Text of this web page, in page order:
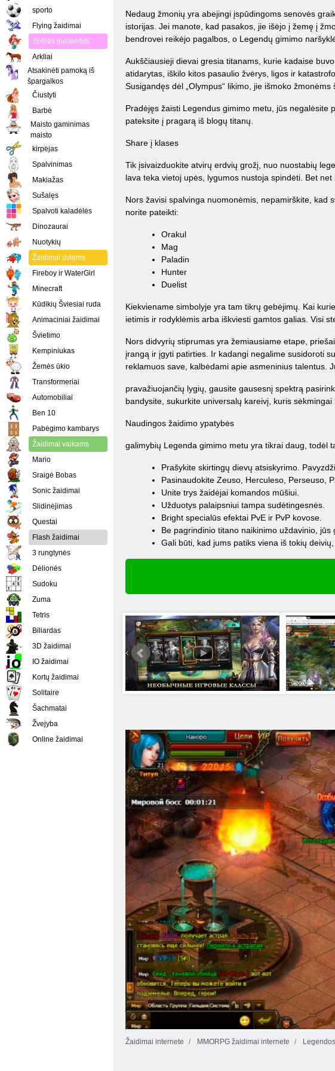
Nedaug žmonių yra abejingi įspūdingoms senovės
istorijas. Jei manote, kad pasakos, jie išėjo į žemę į
bendrovei reikėjo pagalbos, o Legendų gimimo
Aukščiausieji dievai gresia titanams, kurie kadaise
atidarytas, iškilo kitos pasaulio žvėrys, ligos ir
Susigandęs dėl „Olympus“ likimo, jie išmoko
Pradėjęs žaisti Legendus gimimo metu, jūs negalėsite
pateksite į pragarą iš blogų titanų.
Share į klases
Tik įsivaizduokite atvirų erdvių grožį, nuo nuostabių
lava teka vietoj upės, lygumos nustoja spindėti. Bet
Nors žavisi spalvinga nuomonėmis, nepamirškite, kad
norite pateikti:
Orakul
Mag
Paladin
Hunter
Duelist
Kiekviename simbolyje yra tam tikrų gebėjimų. Kai
ietimis ir rodyklėmis arba iškviesti gamtos galias. Visi
Nors didvyrių stiprumas yra žemiausiame etape,
įrangą ir įgyti patirties. Ir kadangi negalime susidoroti
reklamuos save, kalbėdami apie asmeninius talentus.
pravažiuojančių lygių, gausite gausesnį spektrą
bandysite, sukurkite universalų kareivį, kuris sėkmingai
Naudingos žaidimo ypatybės
galimybių Legenda gimimo metu yra tikrai daug, todėl
Prašykite skirtingų dievų atsiskyrimo.
Pasinaudokite Zeuso, Herculeso, Perseuso,
Unite trys žaidėjai komandos mūšiui.
Užduotys palaipsniui tampa sudėtingesnės.
Bright specialūs efektai PvE ir PvP kovose.
Be pagrindinio titano naikinimo uždavinio, jūs
Gali būti, kad jums patiks viena iš tokių
Žaidimai internete MMORPG žaidimai internete
sporto
Flying žaidimai
Spēles meitenēm
Arkliai
Atsakinėti pamoką iš
špargalkos
Čiustyti
Barbė
Maisto gaminimas
maisto
kirpėjas
Spalvinimas
Makiažas
Sušalęs
Spalvoti kaladėlės
Dinozaurai
Nuotykių
Žaidimai dviems
Fireboy ir WaterGirl
Minecraft
Kūdikių Šviesiai ruda
Animaciniai žaidimai
Švietimo
Kempiniukas
Žemės ūkio
Transformeriai
Automobiliai
Ben 10
Pabėgimo kambarys
Žaidimai vaikams
Mario
Sraigė Bobas
Sonic žaidimai
Slidinėjimas
Questai
Flash žaidimai
3 rungtynės
Dėlionės
Sudoku
Zuma
Tetris
Biliardas
3D žaidimai
IO žaidimai
Kortų žaidimai
Solitaire
Šachmatai
Žvejyba
Online žaidimai